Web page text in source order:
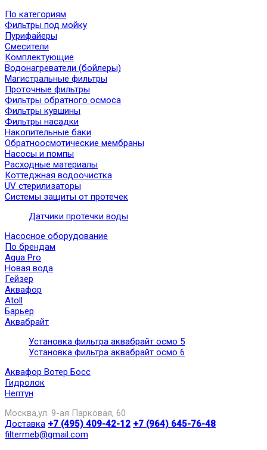
По категориям
Фильтры под мойку
Пурифайеры
Смесители
Комплектующие
Водонагреватели (бойлеры)
Магистральные фильтры
Проточные фильтры
Фильтры обратного осмоса
Фильтры кувшины
Фильтры насадки
Накопительные баки
Обратноосмотические мембраны
Насосы и помпы
Расходные материалы
Коттеджная водоочистка
UV стерилизаторы
Системы защиты от протечек
Датчики протечки воды
Насосное оборудование
По брендам
Aqua Pro
Новая вода
Гейзер
Аквафор
Atoll
Барьер
Аквабрайт
Установка фильтра аквабрайт осмо 5
Установка фильтра аквабрайт осмо 6
Аквафор Вотер Босс
Гидролок
Нептун
Москва,ул. 9-ая Парковая, 60
Доставка +7 (495) 409-42-12 +7 (964) 645-76-48
filtermeb@gmail.com